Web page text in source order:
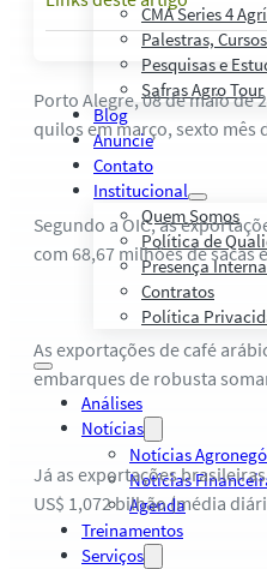
CMA Series 4
Palestras,
Pesquisas e
Safras Agro Tour
Blog
Anuncie
Contato
Institucional
Quem Somos
Política de
Presença
Contratos
Política
Análises
Notícias
Notícias
Notícias
Agenda
Treinamentos
Serviços
Porto Alegre, 08 de maio de
quilos em março, sexto mês
Segundo a OIC, as
com 68,67 milhões de sacas
As exportações de café
embarques de robusta
Já as exportações
US$ 1,072 bilhão (média